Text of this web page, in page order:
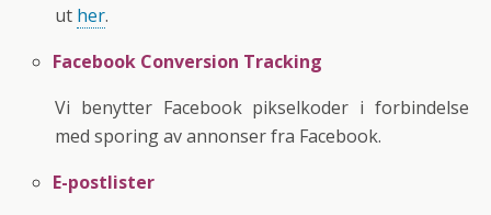
ut her.
Facebook Conversion Tracking
Vi benytter Facebook pikselkoder i forbindelse
med sporing av annonser fra Facebook.
E-postlister